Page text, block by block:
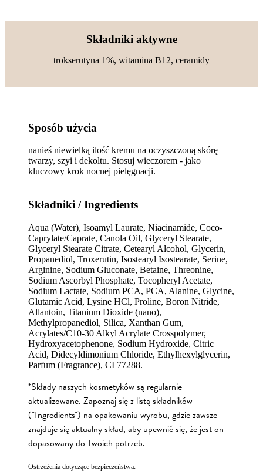
Składniki aktywne
trokserutyna 1%, witamina B12, ceramidy
Sposób użycia
nanieś niewielką ilość kremu na oczyszczoną skórę
twarzy, szyi i dekoltu. Stosuj wieczorem - jako
kluczowy krok nocnej pielęgnacji.
Składniki / Ingredients
Aqua (Water), Isoamyl Laurate, Niacinamide, Coco-
Caprylate/Caprate, Canola Oil, Glyceryl Stearate,
Glyceryl Stearate Citrate, Cetearyl Alcohol, Glycerin,
Propanediol, Troxerutin, Isostearyl Isostearate, Serine,
Arginine, Sodium Gluconate, Betaine, Threonine,
Sodium Ascorbyl Phosphate, Tocopheryl Acetate,
Sodium Lactate, Sodium PCA, PCA, Alanine, Glycine,
Glutamic Acid, Lysine HCl, Proline, Boron Nitride,
Allantoin, Titanium Dioxide (nano),
Methylpropanediol, Silica, Xanthan Gum,
Acrylates/C10-30 Alkyl Acrylate Crosspolymer,
Hydroxyacetophenone, Sodium Hydroxide, Citric
Acid, Didecyldimonium Chloride, Ethylhexylglycerin,
Parfum (Fragrance), CI 77288.
*Składy naszych kosmetyków są regularnie
aktualizowane. Zapoznaj się z listą składników
("Ingredients") na opakowaniu wyrobu, gdzie zawsze
znajduje się aktualny skład, aby upewnić się, że jest on
dopasowany do Twoich potrzeb.
Ostrzeżenia dotyczące bezpieczeństwa: